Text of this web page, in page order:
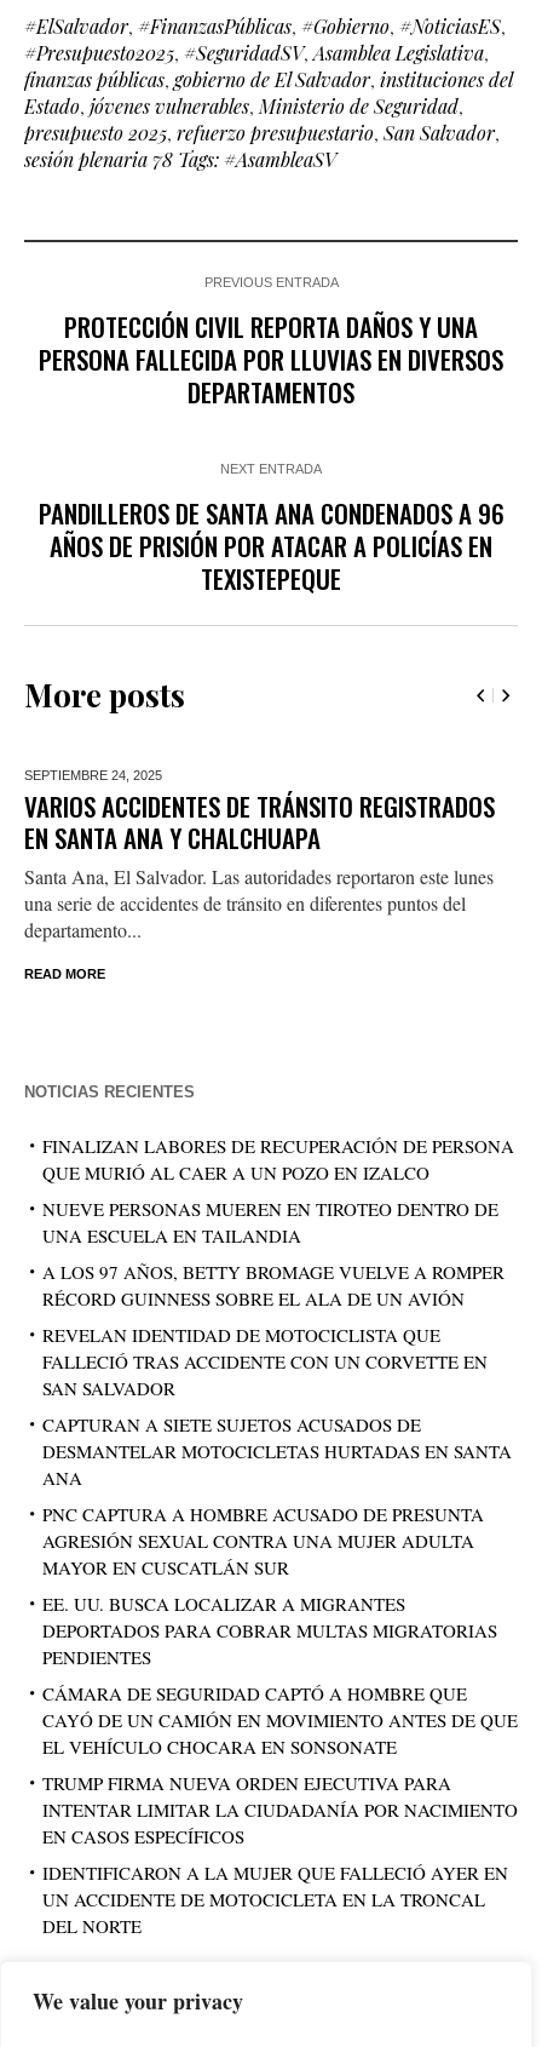
We value your privacy
#ElSalvador, #FinanzasPúblicas, #Gobierno, #NoticiasES,
#Presupuesto2025, #SeguridadSV, Asamblea Legislativa,
finanzas públicas, gobierno de El Salvador, instituciones del
Estado, jóvenes vulnerables, Ministerio de Seguridad,
presupuesto 2025, refuerzo presupuestario, San Salvador,
sesión plenaria 78 Tags: #AsambleaSV
PREVIOUS ENTRADA
PROTECCIÓN CIVIL REPORTA DAÑOS Y UNA
PERSONA FALLECIDA POR LLUVIAS EN DIVERSOS
DEPARTAMENTOS
NEXT ENTRADA
PANDILLEROS DE SANTA ANA CONDENADOS A 96
AÑOS DE PRISIÓN POR ATACAR A POLICÍAS EN
TEXISTEPEQUE
More posts
SEPTIEMBRE 24, 2025
VARIOS ACCIDENTES DE TRÁNSITO REGISTRADOS
EN SANTA ANA Y CHALCHUAPA
Santa Ana, El Salvador. Las autoridades reportaron este lunes
una serie de accidentes de tránsito en diferentes puntos del
departamento...
READ MORE
NOTICIAS RECIENTES
FINALIZAN LABORES DE RECUPERACIÓN DE PERSONA
QUE MURIÓ AL CAER A UN POZO EN IZALCO
NUEVE PERSONAS MUEREN EN TIROTEO DENTRO DE
UNA ESCUELA EN TAILANDIA
A LOS 97 AÑOS, BETTY BROMAGE VUELVE A ROMPER
RÉCORD GUINNESS SOBRE EL ALA DE UN AVIÓN
REVELAN IDENTIDAD DE MOTOCICLISTA QUE
FALLECIÓ TRAS ACCIDENTE CON UN CORVETTE EN
SAN SALVADOR
CAPTURAN A SIETE SUJETOS ACUSADOS DE
DESMANTELAR MOTOCICLETAS HURTADAS EN SANTA
ANA
PNC CAPTURA A HOMBRE ACUSADO DE PRESUNTA
AGRESIÓN SEXUAL CONTRA UNA MUJER ADULTA
MAYOR EN CUSCATLÁN SUR
EE. UU. BUSCA LOCALIZAR A MIGRANTES
DEPORTADOS PARA COBRAR MULTAS MIGRATORIAS
PENDIENTES
CÁMARA DE SEGURIDAD CAPTÓ A HOMBRE QUE
CAYÓ DE UN CAMIÓN EN MOVIMIENTO ANTES DE QUE
EL VEHÍCULO CHOCARA EN SONSONATE
TRUMP FIRMA NUEVA ORDEN EJECUTIVA PARA
INTENTAR LIMITAR LA CIUDADANÍA POR NACIMIENTO
EN CASOS ESPECÍFICOS
IDENTIFICARON A LA MUJER QUE FALLECIÓ AYER EN
UN ACCIDENTE DE MOTOCICLETA EN LA TRONCAL
DEL NORTE
PUBLICIDAD